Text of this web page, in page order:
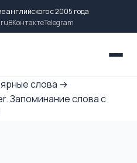
английского с 2005 года
ВКонтактеTelegram
слова →
Запоминание слова с